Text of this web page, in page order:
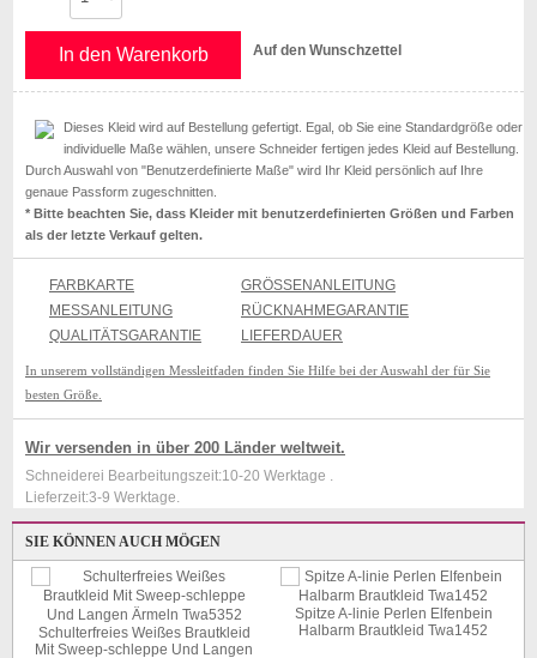
In den Warenkorb Auf den Wunschzettel
Dieses Kleid wird auf Bestellung gefertigt. Egal, ob Sie eine Standardgröße oder
individuelle Maße wählen, unsere Schneider fertigen jedes Kleid auf Bestellung.
Durch Auswahl von "Benutzerdefinierte Maße" wird Ihr Kleid persönlich auf Ihre
genaue Passform zugeschnitten.
* Bitte beachten Sie, dass Kleider mit benutzerdefinierten Größen und Farben
als der letzte Verkauf gelten.
FARBKARTE
GRÖSSENANLEITUNG
MESSANLEITUNG
RÜCKNAHMEGARANTIE
QUALITÄTSGARANTIE
LIEFERDAUER
In unserem vollständigen Messleitfaden finden Sie Hilfe bei der Auswahl der für Sie
besten Größe.
Wir versenden in über 200 Länder weltweit.
Schneiderei Bearbeitungszeit:10-20 Werktage .
Lieferzeit:3-9 Werktage.
SIE KÖNNEN AUCH MÖGEN
Schulterfreies Weißes Brautkleid
Mit Sweep-schleppe Und Langen
Spitze A-linie Perlen Elfenbein
Halbarm Brautkleid Twa1452